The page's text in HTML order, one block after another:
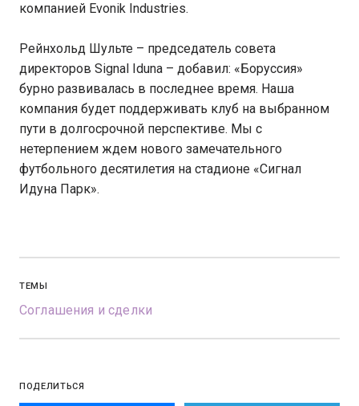
компанией Evonik Industries.
Рейнхольд Шульте – председатель совета
директоров Signal Iduna – добавил: «Боруссия»
бурно развивалась в последнее время. Наша
компания будет поддерживать клуб на выбранном
пути в долгосрочной перспективе. Мы с
нетерпением ждем нового замечательного
футбольного десятилетия на стадионе «Сигнал
Идуна Парк».
ТЕМЫ
Соглашения и сделки
ПОДЕЛИТЬСЯ